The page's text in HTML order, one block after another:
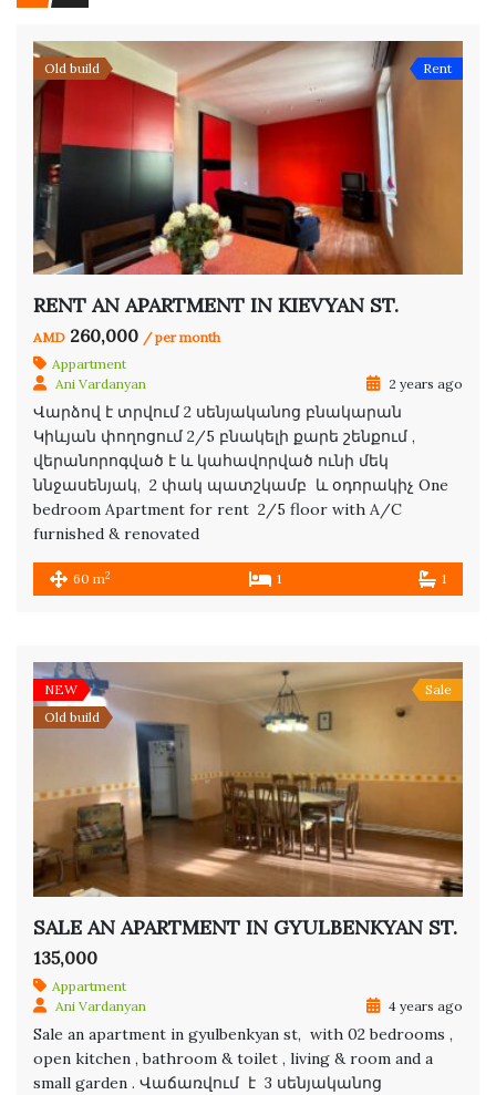
Old build Rent
RENT AN APARTMENT IN KIEVYAN ST.
AMD 260,000 / per month
Appartment
Ani Vardanyan
2 years ago
Վարձով է տրվում 2 սենյականոց բնակարան
Կիևյան փողոցում 2/5 բնակելի քարե շենքում ,
վերանորոգված է և կահավորված ունի մեկ
ննջասենյակ, 2 փակ պատշկամբ և օդորակիչ One
bedroom Apartment for rent 2/5 floor with A/C
furnished & renovated
60 m2 1 1
NEW
Old build
Sale
SALE AN APARTMENT IN GYULBENKYAN ST.
135,000
Appartment
Ani Vardanyan
4 years ago
Sale an apartment in gyulbenkyan st, with 02 bedrooms ,
open kitchen , bathroom & toilet , living & room and a
small garden . Վաճառվում է 3 սենյականոց